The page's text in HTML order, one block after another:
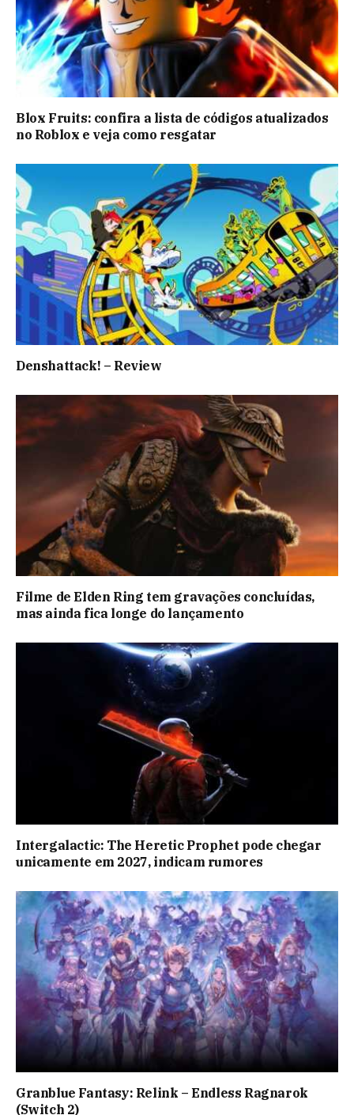
Blox Fruits: confira a lista de códigos atualizados
no Roblox e veja como resgatar
Denshattack! – Review
Filme de Elden Ring tem gravações concluídas,
mas ainda fica longe do lançamento
Intergalactic: The Heretic Prophet pode chegar
unicamente em 2027, indicam rumores
Granblue Fantasy: Relink – Endless Ragnarok
(Switch 2)